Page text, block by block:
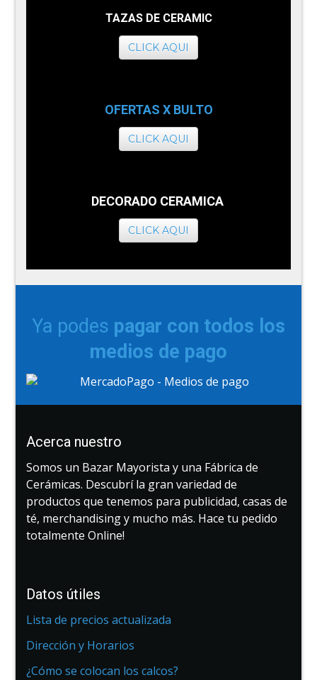
TAZAS DE CERAMIC
CLICK AQUI
OFERTAS X BULTO
CLICK AQUI
DECORADO CERAMICA
CLICK AQUI
Ya podes pagar con todos los
medios de pago
Acerca nuestro
Somos un Bazar Mayorista y una Fábrica de
Cerámicas. Descubrí la gran variedad de
productos que tenemos para publicidad, casas de
té, merchandising y mucho más. Hace tu pedido
totalmente Online!
Datos útiles
Lista de precios actualizada
Dirección y Horarios
¿Cómo se colocan los calcos?